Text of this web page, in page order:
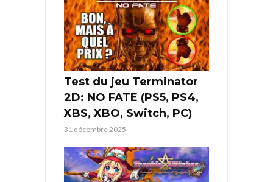
Test du jeu Terminator
2D: NO FATE (PS5, PS4,
XBS, XBO, Switch, PC)
31 décembre 2025